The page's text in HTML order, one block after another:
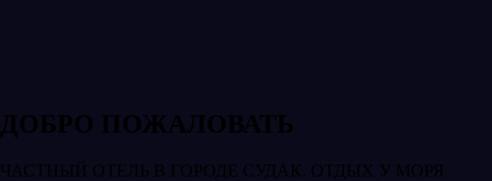
ДОБРО ПОЖАЛОВАТЬ
ЧАСТНЫЙ ОТЕЛЬ В ГОРОДЕ СУДАК. ОТДЫХ У МОРЯ